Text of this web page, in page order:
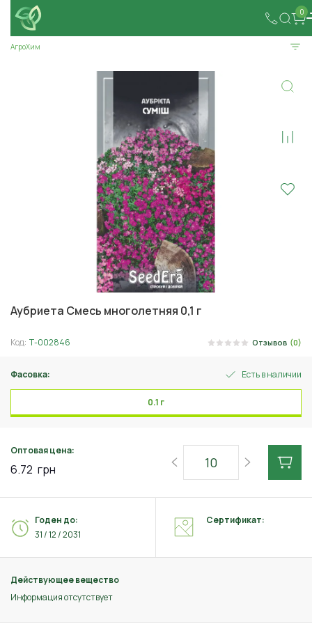
0
АгроХим
Аубриета Смесь многолетняя 0,1 г
Код: Т-002846 Отзывов (0)
Фасовка: Есть в наличии
0.1 г
Оптовая цена:
6.72 грн
Действующее вещество
Информация отсутствует
Годен до:
31 / 12 / 2031
Сертификат: